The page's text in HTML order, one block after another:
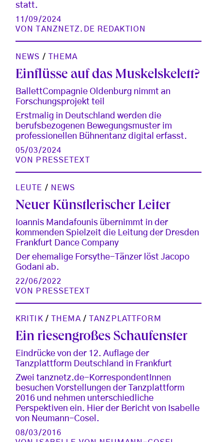
statt.
11/09/2024
VON
TANZNETZ.DE REDAKTION
NEWS / THEMA
Einflüsse auf das Muskelskelett?
BallettCompagnie Oldenburg nimmt an
Forschungsprojekt teil
Erstmalig in Deutschland werden die
berufsbezogenen Bewegungsmuster im
professionellen Bühnentanz digital erfasst.
05/03/2024
VON
PRESSETEXT
LEUTE / NEWS
Neuer Künstlerischer Leiter
Ioannis Mandafounis übernimmt in der
kommenden Spielzeit die Leitung der Dresden
Frankfurt Dance Company
Der ehemalige Forsythe-Tänzer löst Jacopo
Godani ab.
22/06/2022
VON
PRESSETEXT
KRITIK / THEMA / TANZPLATTFORM
Ein riesengroßes Schaufenster
Eindrücke von der 12. Auflage der
Tanzplattform Deutschland in Frankfurt
Zwei tanznetz.de-KorrespondentInnen
besuchen Vorstellungen der Tanzplattform
2016 und nehmen unterschiedliche
Perspektiven ein. Hier der Bericht von Isabelle
von Neumann-Cosel.
08/03/2016